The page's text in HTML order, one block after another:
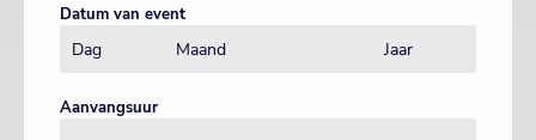
Datum van event
Aanvangsuur